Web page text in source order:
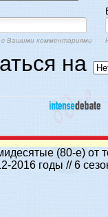
Вашими комментариями
на
(80-е)
2016 годы // 6